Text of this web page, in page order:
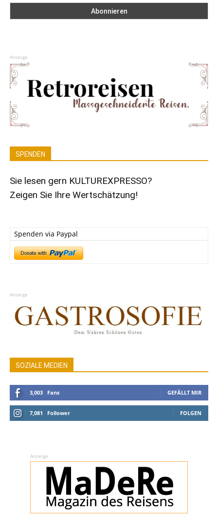
Anzeige
SPENDEN
Sie lesen gern KULTUREXPRESSO?
Zeigen Sie Ihre Wertschätzung!
Spenden via Paypal
Anzeige
SOZIALE MEDIEN
3,003 Fans GEFÄLLT MIR
7,081 Follower FOLGEN
Anzeige